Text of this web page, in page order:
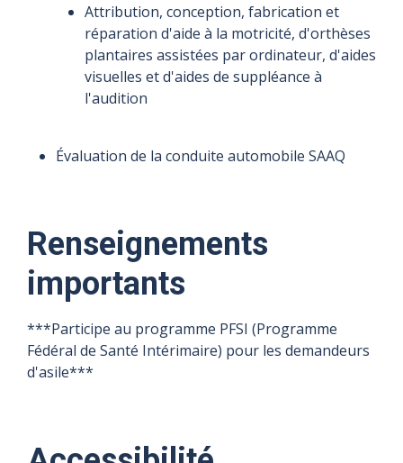
Attribution, conception, fabrication et
réparation d'aide à la motricité, d'orthèses
plantaires assistées par ordinateur, d'aides
visuelles et d'aides de suppléance à
l'audition
Évaluation de la conduite automobile SAAQ
Renseignements
importants
***Participe au programme PFSI (Programme
Fédéral de Santé Intérimaire) pour les demandeurs
d'asile***